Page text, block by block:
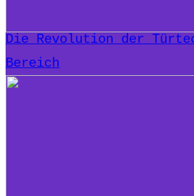
Die Revolution der
Bereich